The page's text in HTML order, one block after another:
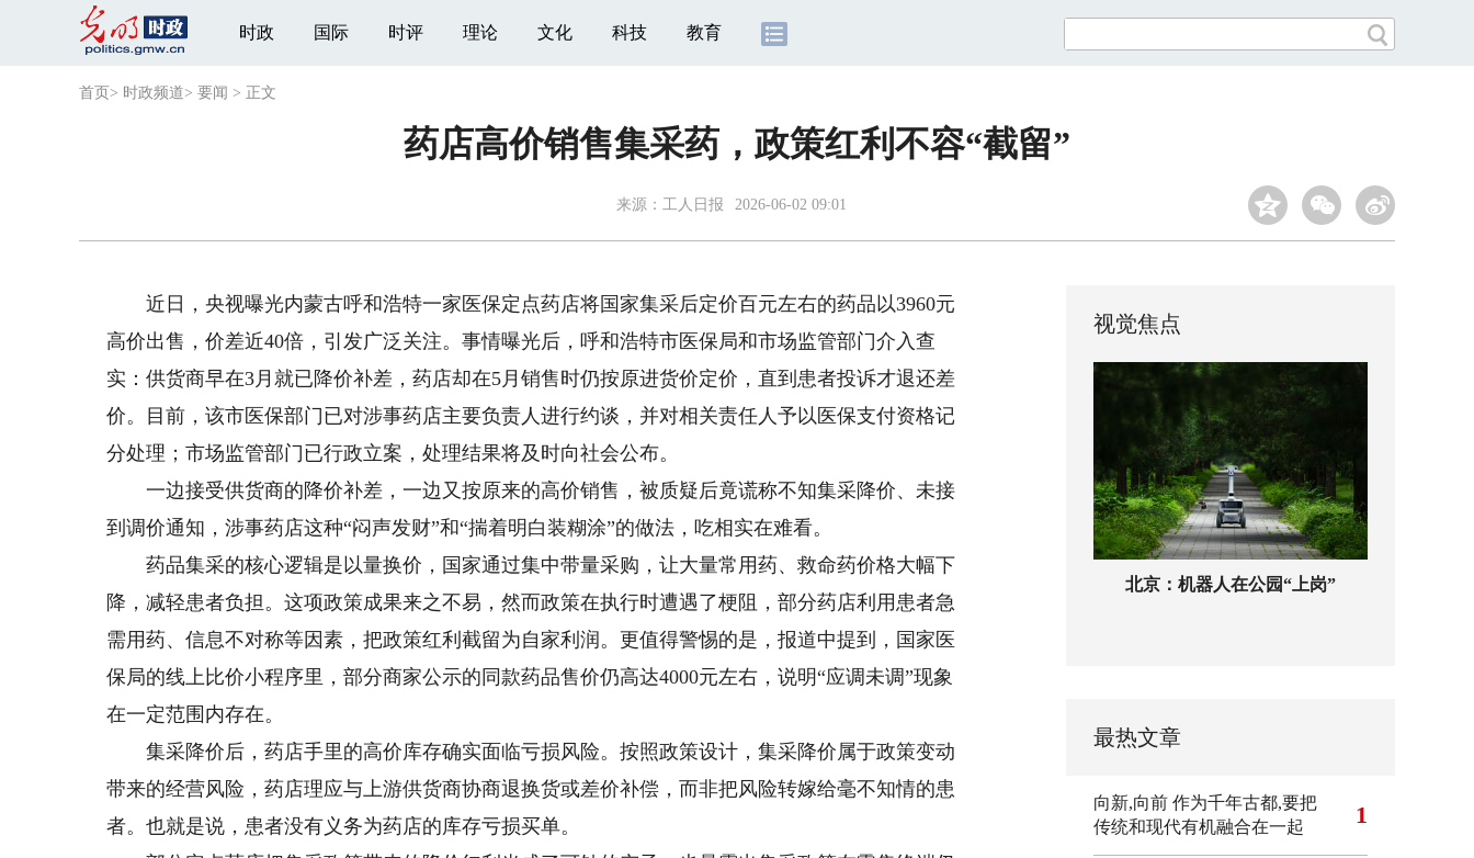
时政 国际 时评 理论 文化 科技 教育
首页 > 时政频道> 要闻 > 正文
药店高价销售集采药，政策红利不容“截留”
来源： 工人日报 2026-06-02 09:01
近日，央视曝光内蒙古呼和浩特一家医保定点药店将国家集采后定价百元左右的药品以3960元
高价出售，价差近40倍，引发广泛关注。事情曝光后，呼和浩特市医保局和市场监管部门介入查
实：供货商早在3月就已降价补差，药店却在5月销售时仍按原进货价定价，直到患者投诉才退还差
价。目前，该市医保部门已对涉事药店主要负责人进行约谈，并对相关责任人予以医保支付资格记
分处理；市场监管部门已行政立案，处理结果将及时向社会公布。
一边接受供货商的降价补差，一边又按原来的高价销售，被质疑后竟谎称不知集采降价、未接
到调价通知，涉事药店这种“闷声发财”和“揣着明白装糊涂”的做法，吃相实在难看。
药品集采的核心逻辑是以量换价，国家通过集中带量采购，让大量常用药、救命药价格大幅下
降，减轻患者负担。这项政策成果来之不易，然而政策在执行时遭遇了梗阻，部分药店利用患者急
需用药、信息不对称等因素，把政策红利截留为自家利润。更值得警惕的是，报道中提到，国家医
保局的线上比价小程序里，部分商家公示的同款药品售价仍高达4000元左右，说明“应调未调”现象
在一定范围内存在。
集采降价后，药店手里的高价库存确实面临亏损风险。按照政策设计，集采降价属于政策变动
带来的经营风险，药店理应与上游供货商协商退换货或差价补偿，而非把风险转嫁给毫不知情的患
者。也就是说，患者没有义务为药店的库存亏损买单。
视觉焦点
北京：机器人在公园“上岗”
最热文章
向新,向前 作为千年古都,要把
传统和现代有机融合在一起
1